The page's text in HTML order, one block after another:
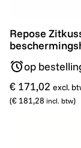
Repose
Repose
op
€ 171,02 excl.
(€ 181,28 incl. btw)